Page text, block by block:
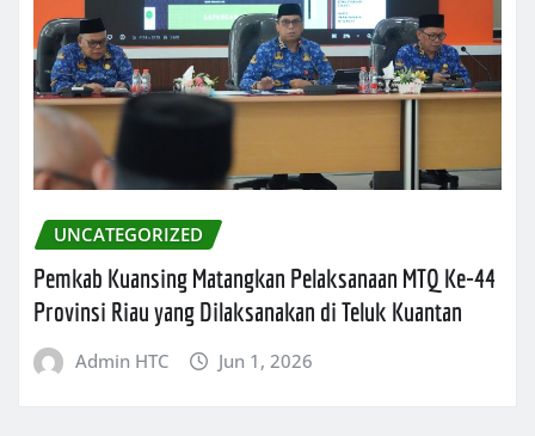
UNCATEGORIZED
Pemkab Kuansing Matangkan Pelaksanaan MTQ Ke-44
Provinsi Riau yang Dilaksanakan di Teluk Kuantan
Admin HTC Jun 1, 2026